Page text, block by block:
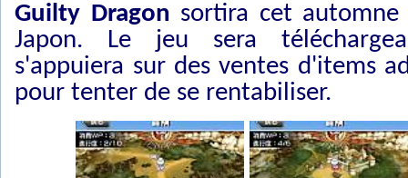
Guilty Dragon sortira cet
Japon. Le jeu sera
s'appuiera sur des ventes d'items
pour tenter de se rentabiliser.